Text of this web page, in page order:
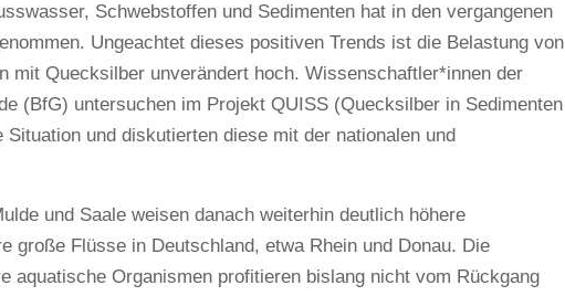
Schwebstoffen und Sedimenten hat in den vergangenen
Ungeachtet dieses positiven Trends ist die Belastung von
mit Quecksilber unverändert hoch. Wissenschaftler*innen der
(BfG) untersuchen im Projekt QUISS (Quecksilber in Sedimenten
Situation und diskutierten diese mit der nationalen und
und Saale weisen danach weiterhin deutlich höhere
große Flüsse in Deutschland, etwa Rhein und Donau. Die
aquatische Organismen profitieren bislang nicht vom Rückgang